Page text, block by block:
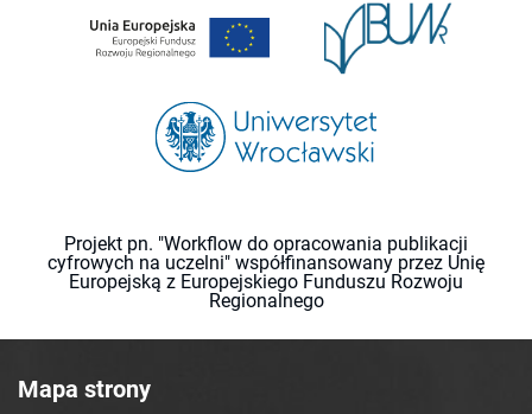
Projekt pn. "Workflow do opracowania publikacji
cyfrowych na uczelni" współfinansowany przez Unię
Europejską z Europejskiego Funduszu Rozwoju
Regionalnego
Mapa strony